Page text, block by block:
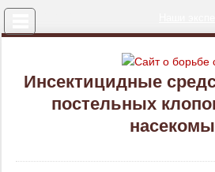
Инсектицидные
постельных